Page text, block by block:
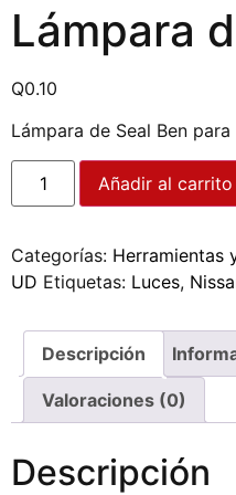
Lámpara
Q0.10
Lámpara de Seal Ben para
Añadir al carrito
Categorías: Herramientas
UD Etiquetas: Luces,
Descripción
Valoraciones (0)
Descripción